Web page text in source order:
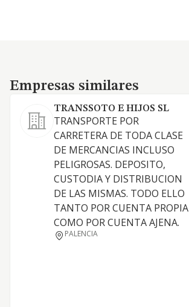
Empresas similares
Empresas similares
TRANSSOTO E HIJOS SL
TRANSPORTE POR
CARRETERA DE TODA CLASE
DE MERCANCIAS INCLUSO
PELIGROSAS. DEPOSITO,
CUSTODIA Y DISTRIBUCION
DE LAS MISMAS. TODO ELLO
TANTO POR CUENTA PROPIA
COMO POR CUENTA AJENA.
PALENCIA